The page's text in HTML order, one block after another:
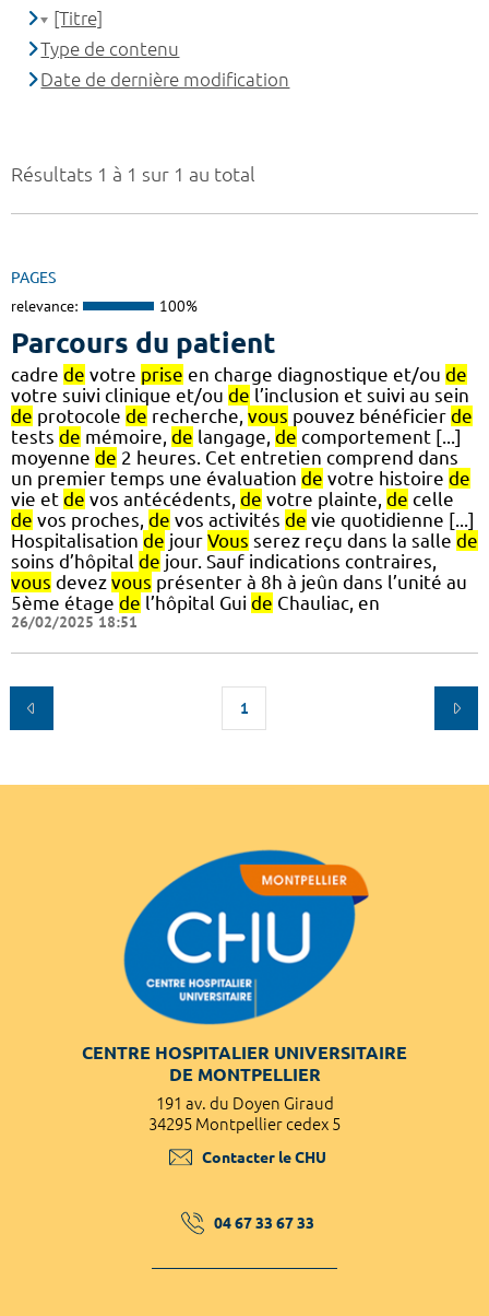
Résultats 1 à 1 sur 1 au total
PAGES
relevance: 100%
Parcours du patient
cadre de votre prise en charge diagnostique et/ou de
votre suivi clinique et/ou de l’inclusion et suivi au sein
de protocole de recherche, vous pouvez bénéficier de
tests de mémoire, de langage, de comportement [...]
moyenne de 2 heures. Cet entretien comprend dans
un premier temps une évaluation de votre histoire de
vie et de vos antécédents, de votre plainte, de celle
de vos proches, de vos activités de vie quotidienne [...]
Hospitalisation de jour Vous serez reçu dans la salle de
soins d’hôpital de jour. Sauf indications contraires,
vous devez vous présenter à 8h à jeûn dans l’unité au
5ème étage de l’hôpital Gui de Chauliac, en
26/02/2025 18:51
1
[Titre]
Type de contenu
Date de dernière modification
CENTRE HOSPITALIER UNIVERSITAIRE
DE MONTPELLIER
191 av. du Doyen Giraud
34295 Montpellier cedex 5
Contacter le CHU
04 67 33 67 33